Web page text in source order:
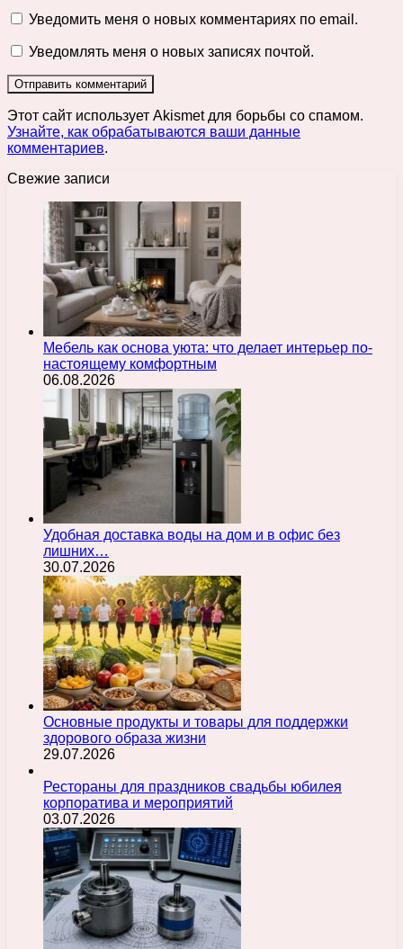
Уведомить меня о новых комментариях по email.
Уведомлять меня о новых записях почтой.
Этот сайт использует Akismet для борьбы со спамом.
Узнайте, как обрабатываются ваши данные
комментариев.
Свежие записи
Мебель как основа уюта: что делает интерьер по-
настоящему комфортным
06.08.2026
Удобная доставка воды на дом и в офис без
лишних…
30.07.2026
Основные продукты и товары для поддержки
здорового образа жизни
29.07.2026
Рестораны для праздников свадьбы юбилея
корпоратива и мероприятий
03.07.2026